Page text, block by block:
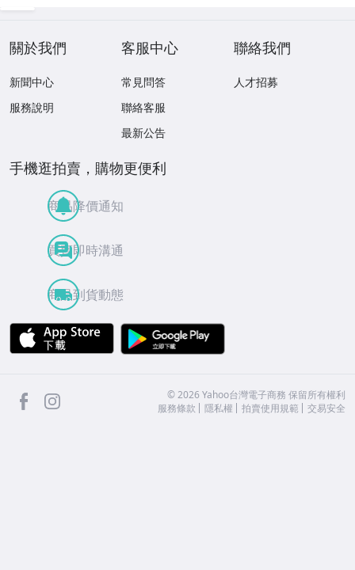
關於我們
新聞中心
服務說明
客服中心
常見問答
聯絡客服
最新公告
聯絡我們
人才招募
手機逛拍賣，購物更便利
商品降價通知
買賣即時溝通
商品到貨動態
APP Store
facebook ©2026 Yahoo台灣電子商務 保留所有權利
服務條款
隱私權 拍賣使用規範 交易安全